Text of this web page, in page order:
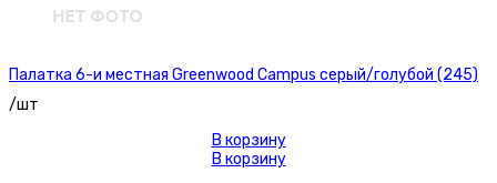
Палатка 6-и местная Greenwood Campus серый/голубой (245)
/шт
В корзину
В корзину